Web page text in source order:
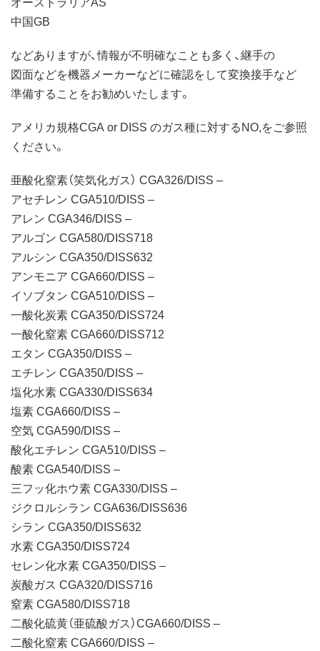
中国GB
などありますが、情報が不明確なことも多く、継手の
図面などを機器メーカーなどに確認をして変換接手など
準備することをお勧めいたします。
アメリカ規格CGA or DISS のガス種に対するNO,をご参照
ください。
亜酸化窒素（笑気化ガス） CGA326/DISS –
アセチレン CGA510/DISS –
アレン CGA346/DISS –
アルゴン CGA580/DISS718
アルシン CGA350/DISS632
アンモニア CGA660/DISS –
イソブタン CGA510/DISS –
一酸化炭素 CGA350/DISS724
一酸化窒素 CGA660/DISS712
エタン CGA350/DISS –
エチレン CGA350/DISS –
塩化水素 CGA330/DISS634
塩素 CGA660/DISS –
空気 CGA590/DISS –
酸化エチレン CGA510/DISS –
酸素 CGA540/DISS –
三フッ化ホウ素 CGA330/DISS –
ジクロルシラン CGA636/DISS636
シラン CGA350/DISS632
水素 CGA350/DISS724
セレン化水素 CGA350/DISS –
炭酸ガス CGA320/DISS716
窒素 CGA580/DISS718
二酸化硫黄（亜硫酸ガス）CGA660/DISS –
二酸化窒素 CGA660/DISS –